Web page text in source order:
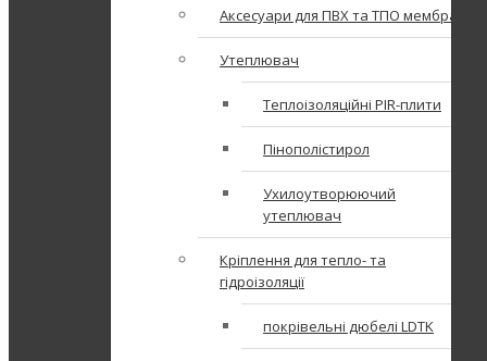
Аксесуари для ПВХ та ТПО мембран
Утеплювач
Теплоізоляційні PIR-плити
Пінополістирол
Ухилоутворюючий
утеплювач
Кріплення для тепло- та
гідроізоляції
покрівельні дюбелі LDTK